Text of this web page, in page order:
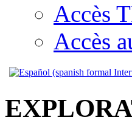
Accès
Accès